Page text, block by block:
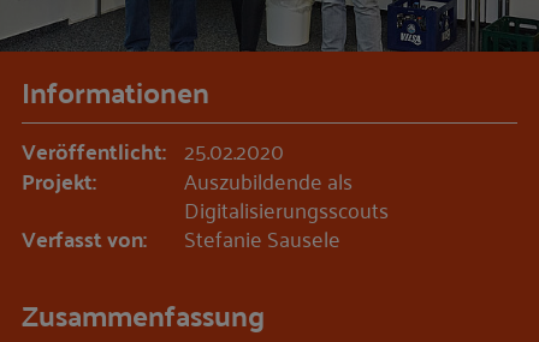
Informationen
Veröffentlicht: 25.02.2020
Projekt: Auszubildende als
Digitalisierungsscouts
Verfasst von: Stefanie Sausele
Zusammenfassung